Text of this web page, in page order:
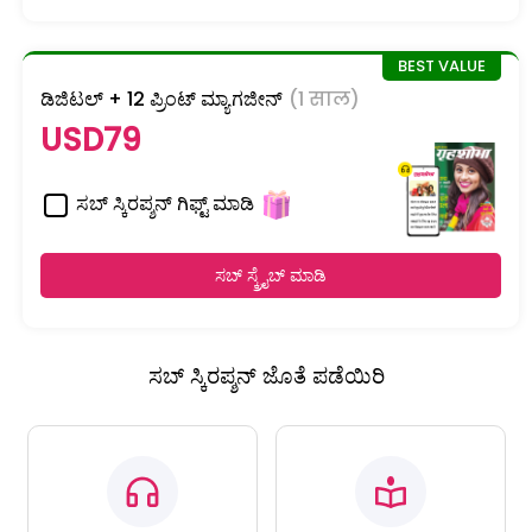
ಡಿಜಿಟಲ್ + 12 ಪ್ರಿಂಟ್ ಮ್ಯಾಗಜೀನ್ (1 साल)
USD79
ಸಬ್ ಸ್ಕಿರಪ್ಶನ್ ಗಿಫ್ಟ್ ಮಾಡಿ
ಸಬ್ ಸ್ಕ್ರೈಬ್ ಮಾಡಿ
ಸಬ್ ಸ್ಕಿರಪ್ಶನ್ ಜೊತೆ ಪಡೆಯಿರಿ